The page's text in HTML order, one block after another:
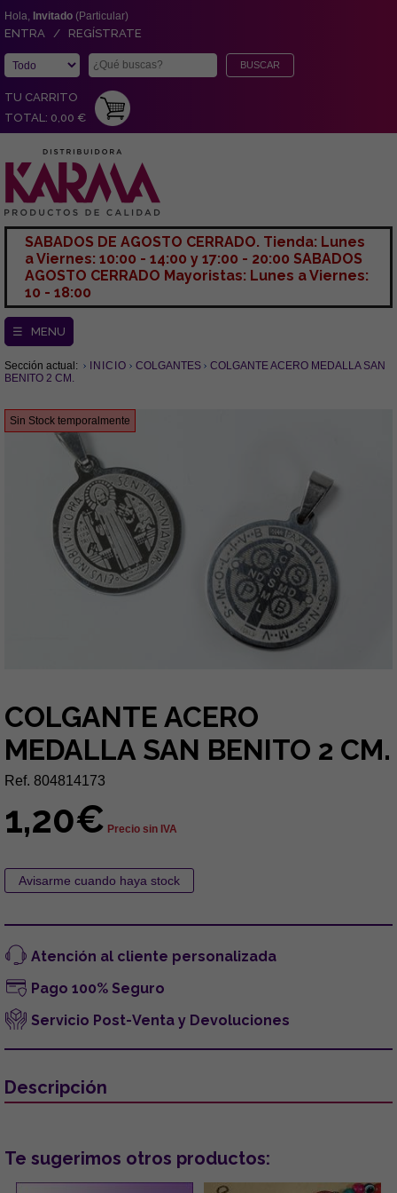
Hola, Invitado (Particular)
ENTRA / REGÍSTRATE
TU CARRITO
TOTAL: 0,00 €
SABADOS DE AGOSTO CERRADO. Tienda: Lunes
a Viernes: 10:00 - 14:00 y 17:00 - 20:00 SABADOS
AGOSTO CERRADO Mayoristas: Lunes a Viernes:
10 - 18:00
☰ MENU
Sección actual: INICIO COLGANTES
COLGANTE ACERO MEDALLA SAN
BENITO 2 CM.
Sin Stock temporalmente
COLGANTE ACERO
MEDALLA SAN BENITO 2 CM.
Ref. 804814173
1,20€ Precio sin IVA
Atención al cliente personalizada
Pago 100% Seguro
Servicio Post-Venta y Devoluciones
Descripción
Te sugerimos otros productos: